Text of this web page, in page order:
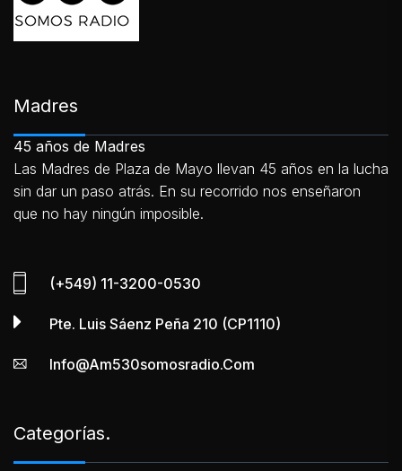
Madres
45 años de Madres
Las Madres de Plaza de Mayo llevan 45 años en la lucha
sin dar un paso atrás. En su recorrido nos enseñaron
que no hay ningún imposible.
(+549) 11-3200-0530
Pte. Luis Sáenz Peña 210 (CP1110)
Info@am530somosradio.com
Categorías.